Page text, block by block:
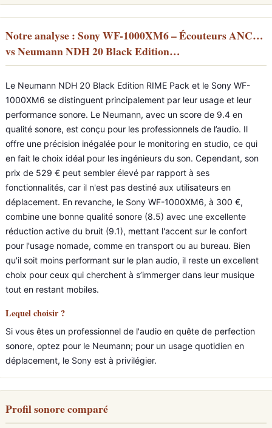
Notre analyse : Sony WF-1000XM6 – Écouteurs ANC…
vs Neumann NDH 20 Black Edition…
Le Neumann NDH 20 Black Edition RIME Pack et le Sony WF-
1000XM6 se distinguent principalement par leur usage et leur
performance sonore. Le Neumann, avec un score de 9.4 en
qualité sonore, est conçu pour les professionnels de l’audio. Il
offre une précision inégalée pour le monitoring en studio, ce qui
en fait le choix idéal pour les ingénieurs du son. Cependant, son
prix de 529 € peut sembler élevé par rapport à ses
fonctionnalités, car il n'est pas destiné aux utilisateurs en
déplacement. En revanche, le Sony WF-1000XM6, à 300 €,
combine une bonne qualité sonore (8.5) avec une excellente
réduction active du bruit (9.1), mettant l'accent sur le confort
pour l'usage nomade, comme en transport ou au bureau. Bien
qu'il soit moins performant sur le plan audio, il reste un excellent
choix pour ceux qui cherchent à s’immerger dans leur musique
tout en restant mobiles.
Lequel choisir ?
Si vous êtes un professionnel de l'audio en quête de perfection
sonore, optez pour le Neumann; pour un usage quotidien en
déplacement, le Sony est à privilégier.
Profil sonore comparé